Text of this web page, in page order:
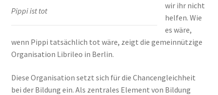
Pippi ist tot
wir ihr nicht
helfen. Wie
es wäre,
wenn Pippi tatsächlich tot wäre, zeigt die gemeinnützige
Organisation Librileo in Berlin.
Diese Organisation setzt sich für die Chancengleichheit
bei der Bildung ein. Als zentrales Element von Bildung